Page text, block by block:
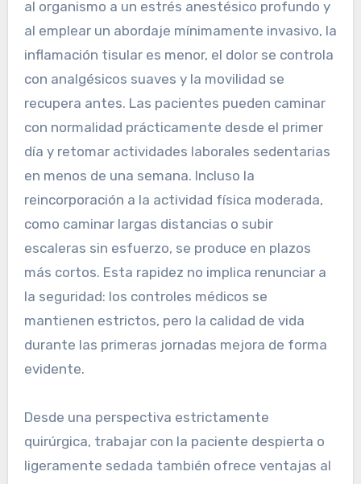
al organismo a un estrés anestésico profundo y
al emplear un abordaje mínimamente invasivo, la
inflamación tisular es menor, el dolor se controla
con analgésicos suaves y la movilidad se
recupera antes. Las pacientes pueden caminar
con normalidad prácticamente desde el primer
día y retomar actividades laborales sedentarias
en menos de una semana. Incluso la
reincorporación a la actividad física moderada,
como caminar largas distancias o subir
escaleras sin esfuerzo, se produce en plazos
más cortos. Esta rapidez no implica renunciar a
la seguridad: los controles médicos se
mantienen estrictos, pero la calidad de vida
durante las primeras jornadas mejora de forma
evidente.
Desde una perspectiva estrictamente
quirúrgica, trabajar con la paciente despierta o
ligeramente sedada también ofrece ventajas al